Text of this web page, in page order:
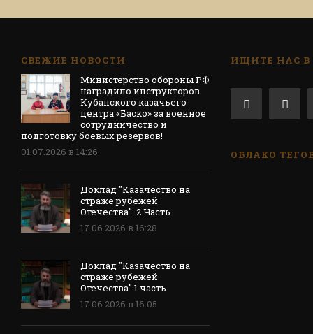
СВЕЖИЕ НОВОСТИ
Министерство обороны РФ
наградило инструкторов
Кубанского казачьего
центра «Баско» за военное
сотрудничество и
подготовку боевых резервов!
01.07.2026 в 14:26
Доклад "Казачество на
страже рубежей
Отечества". 2 Часть
17.06.2026 в 16:28
Доклад "Казачество на
страже рубежей
Отечества" 1 часть.
17.06.2026 в 16:05
ИЩИТЕ НАС В
ОБЛАКО